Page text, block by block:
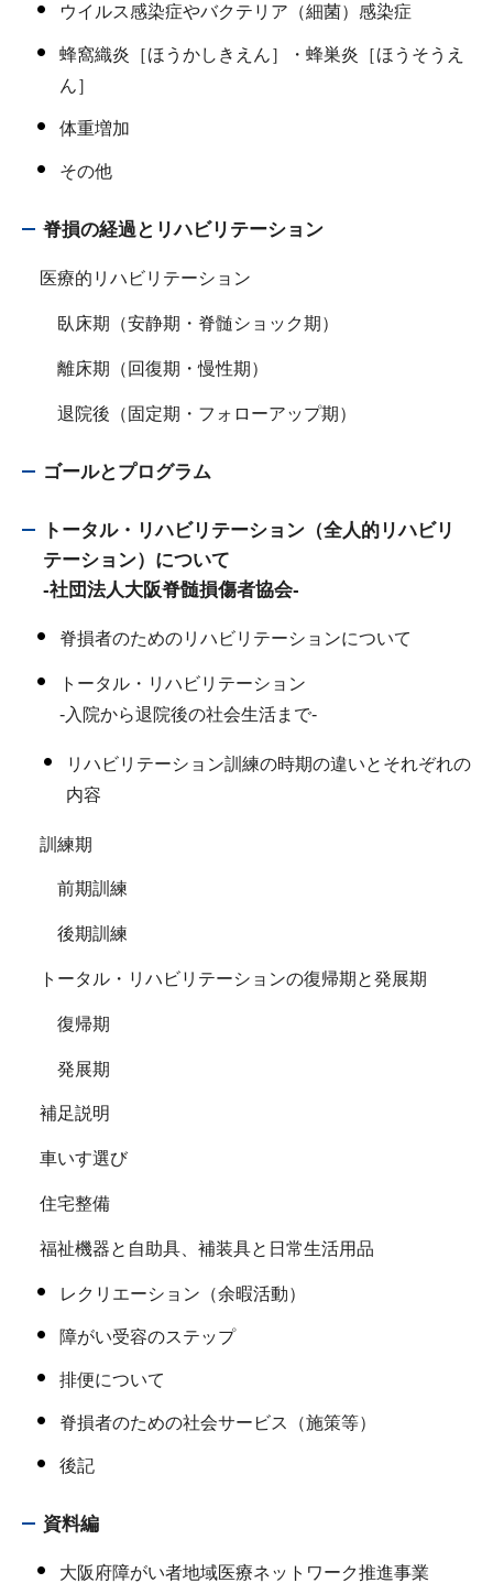
ウイルス感染症やバクテリア（細菌）感染症
蜂窩織炎［ほうかしきえん］・蜂巣炎［ほうそうえ
ん］
体重増加
その他
脊損の経過とリハビリテーション
医療的リハビリテーション
臥床期（安静期・脊髄ショック期）
離床期（回復期・慢性期）
退院後（固定期・フォローアップ期）
ゴールとプログラム
トータル・リハビリテーション（全人的リハビリ
テーション）について
-社団法人大阪脊髄損傷者協会-
脊損者のためのリハビリテーションについて
トータル・リハビリテーション
-入院から退院後の社会生活まで-
リハビリテーション訓練の時期の違いとそれぞれの
内容
訓練期
前期訓練
後期訓練
トータル・リハビリテーションの復帰期と発展期
復帰期
発展期
補足説明
車いす選び
住宅整備
福祉機器と自助具、補装具と日常生活用品
レクリエーション（余暇活動）
障がい受容のステップ
排便について
脊損者のための社会サービス（施策等）
後記
資料編
大阪府障がい者地域医療ネットワーク推進事業